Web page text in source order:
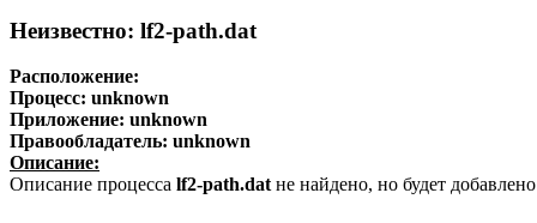
Неизвестно: lf2-path.dat
Расположение:
Процесс: unknown
Приложение: unknown
Правообладатель: unknown
Описание:
Описание процесса lf2-path.dat не найдено, но будет